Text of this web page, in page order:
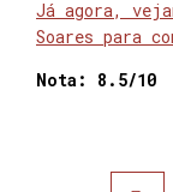
Já agora,
Soares para
Nota: 8.5/10